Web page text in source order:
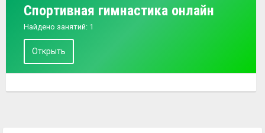
Спортивная гимнастика онлайн
Найдено занятий: 1
Открыть